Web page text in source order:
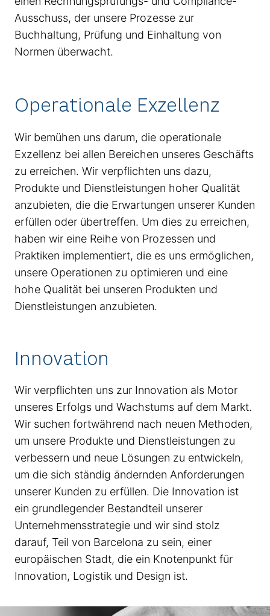
Ausschuss, der unsere Prozesse zur
Buchhaltung, Prüfung und Einhaltung von
Normen überwacht.
Operationale Exzellenz
Wir bemühen uns darum, die operationale
Exzellenz bei allen Bereichen unseres Geschäfts
zu erreichen. Wir verpflichten uns dazu,
Produkte und Dienstleistungen hoher Qualität
anzubieten, die die Erwartungen unserer Kunden
erfüllen oder übertreffen. Um dies zu erreichen,
haben wir eine Reihe von Prozessen und
Praktiken implementiert, die es uns ermöglichen,
unsere Operationen zu optimieren und eine
hohe Qualität bei unseren Produkten und
Dienstleistungen anzubieten.
Innovation
Wir verpflichten uns zur Innovation als Motor
unseres Erfolgs und Wachstums auf dem Markt.
Wir suchen fortwährend nach neuen Methoden,
um unsere Produkte und Dienstleistungen zu
verbessern und neue Lösungen zu entwickeln,
um die sich ständig ändernden Anforderungen
unserer Kunden zu erfüllen. Die Innovation ist
ein grundlegender Bestandteil unserer
Unternehmensstrategie und wir sind stolz
darauf, Teil von Barcelona zu sein, einer
europäischen Stadt, die ein Knotenpunkt für
Innovation, Logistik und Design ist.